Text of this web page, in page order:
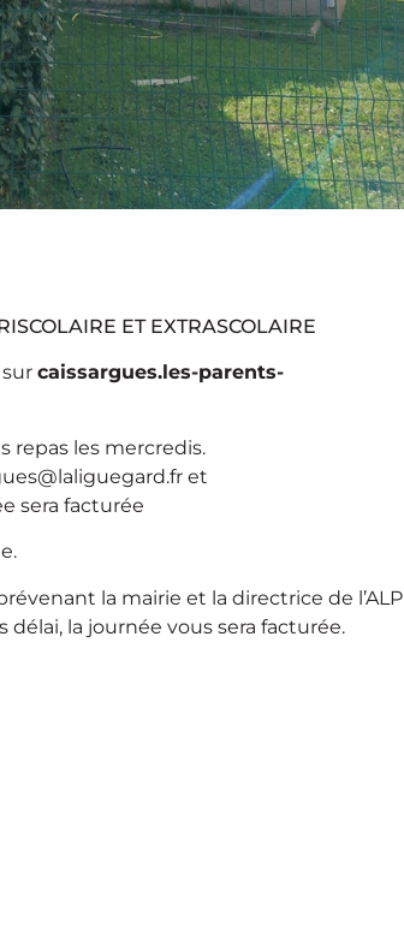
ET EXTRASCOLAIRE
caissargues.les-parents-
repas les mercredis.
et
sera facturée
la mairie et la directrice de l’ALP
délai, la journée vous sera facturée.